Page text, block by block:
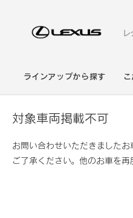
ラインアップから探す
対象車両掲載不可
お問い合わせいただきました
ご了承ください。他のお車を再